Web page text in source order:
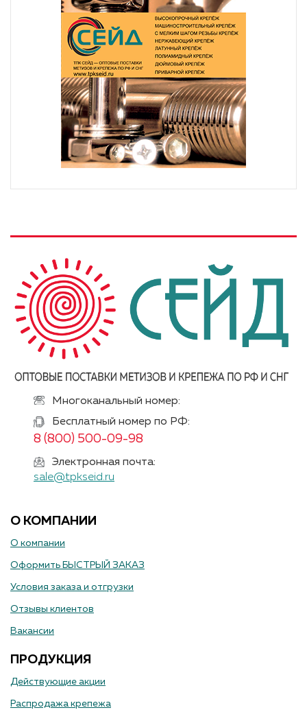
Многоканальный номер:
Бесплатный номер по РФ:
8 (800) 500-09-98
Электронная почта:
sale@tpkseid.ru
О КОМПАНИИ
О компании
Оформить БЫСТРЫЙ ЗАКАЗ
Условия заказа и отгрузки
Отзывы клиентов
Вакансии
ПРОДУКЦИЯ
Действующие акции
Распродажа крепежа